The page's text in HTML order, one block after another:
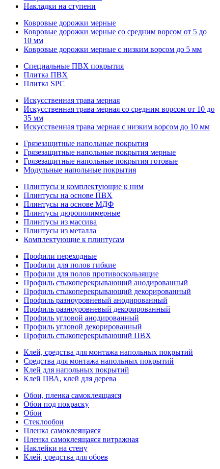
Накладки на ступени
Ковровые дорожки мерные
Ковровые дорожки мерные со средним ворсом от 5 до
10 мм
Ковровые дорожки мерные с низким ворсом до 5 мм
Специальные ПВХ покрытия
Плитка ПВХ
Плитка SPC
Искуccтвенная трава мерная
Искусственная трава мерная со средним ворсом от 10 до
35 мм
Искусственная трава мерная с низким ворсом до 10 мм
Грязезащитные напольные покрытия
Грязезащитные напольные покрытия мерные
Грязезащитные напольные покрытия готовые
Модульные напольные покрытия
Плинтусы и комплектующие к ним
Плинтусы на основе ПВХ
Плинтусы на основе МДФ
Плинтусы дюрополимерные
Плинтусы из массива
Плинтусы из металла
Комплектующие к плинтусам
Профили переходные
Профили для полов гибкие
Профили для полов противоскользящие
Профиль стыкоперекрывающий анодированный
Профиль стыкоперекрывающий декорированный
Профиль разноуровневый анодированный
Профиль разноуровневый декорированный
Профиль угловой анодированный
Профиль угловой декорированный
Профиль стыкоперекрывающий ПВХ
Клей, средства для монтажа напольных покрытий
Средства для монтажа напольных покрытий
Клей для напольных покрытий
Клей ПВА, клей для дерева
Обои, пленка самоклеящаяся
Обои под покраску
Обои
Стеклообои
Пленка самоклеящаяся
Пленка самоклеящаяся витражная
Наклейки на стену
Клей, средства для обоев